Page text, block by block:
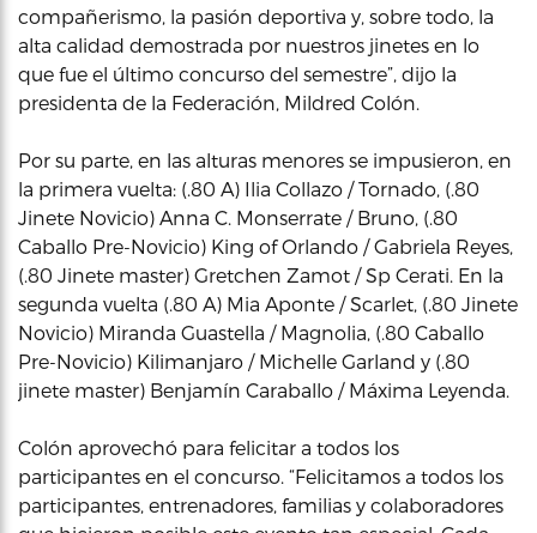
compañerismo, la pasión deportiva y, sobre todo, la
alta calidad demostrada por nuestros jinetes en lo
que fue el último concurso del semestre”, dijo la
presidenta de la Federación, Mildred Colón.
Por su parte, en las alturas menores se impusieron, en
la primera vuelta: (.80 A) Ilia Collazo / Tornado, (.80
Jinete Novicio) Anna C. Monserrate / Bruno, (.80
Caballo Pre-Novicio) King of Orlando / Gabriela Reyes,
(.80 Jinete master) Gretchen Zamot / Sp Cerati. En la
segunda vuelta (.80 A) Mia Aponte / Scarlet, (.80 Jinete
Novicio) Miranda Guastella / Magnolia, (.80 Caballo
Pre-Novicio) Kilimanjaro / Michelle Garland y (.80
jinete master) Benjamín Caraballo / Máxima Leyenda.
Colón aprovechó para felicitar a todos los
participantes en el concurso. “Felicitamos a todos los
participantes, entrenadores, familias y colaboradores